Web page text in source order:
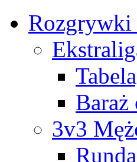
Rozgrywki
Baraż
3v3